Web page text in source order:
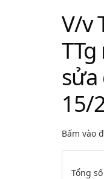
V/v
sửa
15/
Bấm vào
Tổng